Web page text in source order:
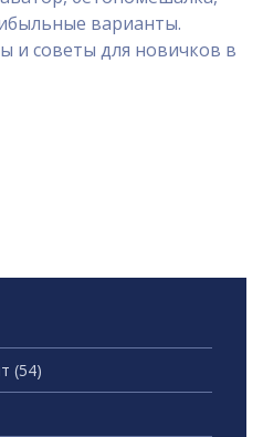
варианты.
и советы для новичков в
(54)